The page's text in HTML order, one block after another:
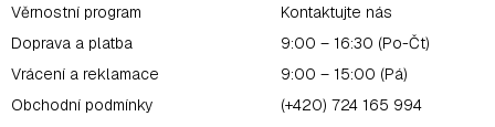
Věrnostní program
Doprava a platba
Vrácení a reklamace
Obchodní podmínky
Kontaktujte nás
9:00 – 16:30 (Po-Čt)
9:00 – 15:00 (Pá)
(+420) 724 165 994